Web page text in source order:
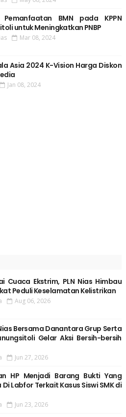
BMN pada KPPN
untuk Meningkatkan PNBP
Mar 08, 2024
Asia 2024 K-Vision Harga Diskon
Jan 08, 2024
Cuaca Ekstrim, PLN Nias Himbau
Peduli Keselamatan Kelistrikan
Aug 06, 2026
Nias Bersama Danantara Grup Serta
Gelar Aksi Bersih-bersih
Jun 27, 2026
HP Menjadi Barang Bukti Yang
Labfor Terkait Kasus Siswi SMK di
Jun 23, 2026